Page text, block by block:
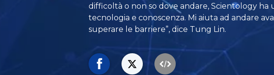
difficoltà o non so dove andare, Scientology ha
tecnologia e conoscenza. Mi aiuta ad andare
superare le barriere”, dice Tung Lin.